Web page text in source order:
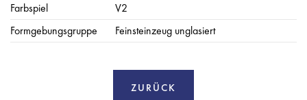
Farbspiel
V2
Formgebungsgruppe
Feinsteinzeug unglasiert
ZURÜCK